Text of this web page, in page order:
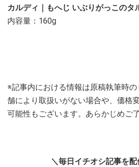
カルディ｜もへじ いぶりがっこのタ
内容量：160g
※記事内における情報は原稿執筆時
舗により取扱いがない場合や、価格
可能性もございます。あらかじめご
＼毎日イチオシ記事を配